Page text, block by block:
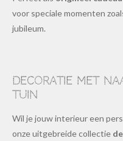
voor speciale momenten
jubileum.
Decoratie met
tuin
Wil je jouw interieur een
onze uitgebreide collectie